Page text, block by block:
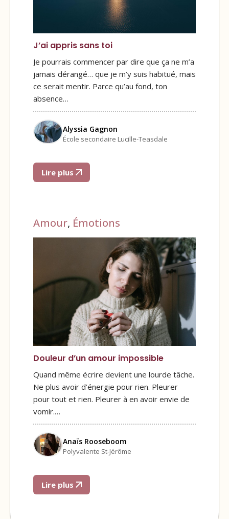
J’ai appris sans toi
Je pourrais commencer par dire que ça ne m’a
jamais dérangé… que je m’y suis habitué, mais
ce serait mentir. Parce qu’au fond, ton
absence…
Alyssia Gagnon
École secondaire Lucille-Teasdale
Lire plus
Amour, Émotions
Douleur d’un amour impossible
Quand même écrire devient une lourde tâche.
Ne plus avoir d’énergie pour rien. Pleurer
pour tout et rien. Pleurer à en avoir envie de
vomir.…
Anaïs Rooseboom
Polyvalente St-Jérôme
Lire plus